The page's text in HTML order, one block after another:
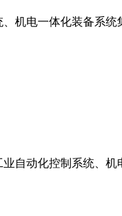
机电一体化装备系统
业自动化控制系统、机